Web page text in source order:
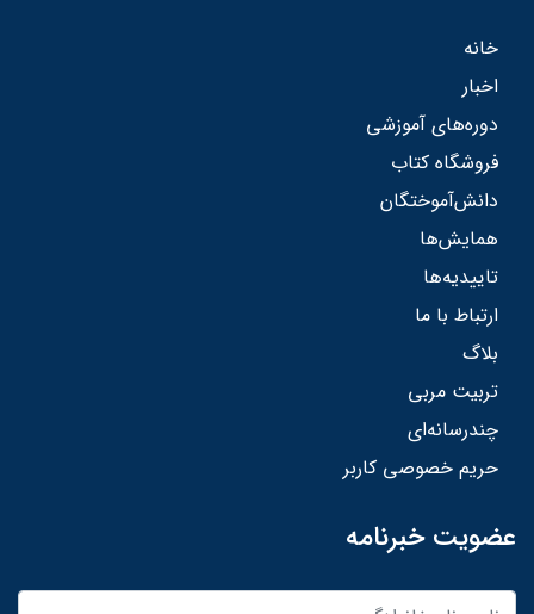
خانه
اخبار
دوره‌های آموزشی
فروشگاه کتاب
دانش‌آموختگان
همایش‌ها
تاییدیه‌ها
ارتباط با ما
بلاگ
تربیت مربی
چندرسانه‌ای
حریم خصوصی کاربر
عضویت خبرنامه